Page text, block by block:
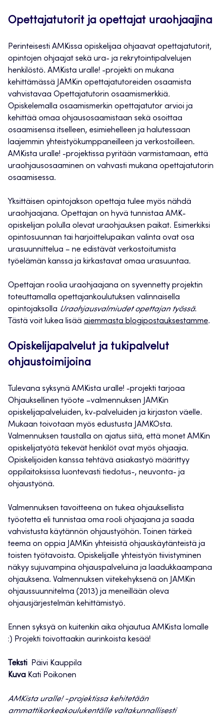
Opettajatutorit ja opettajat uraohjaajina
Perinteisesti AMKissa opiskelijaa ohjaavat opettajatutorit,
opintojen ohjaajat sekä ura- ja rekrytointipalvelujen
henkilöstö. AMKista uralle! -projekti on mukana
kehittämässä JAMKin opettajatutoreiden osaamista
vahvistavaa Opettajatutorin osaamismerkkiä.
Opiskelemalla osaamismerkin opettajatutor arvioi ja
kehittää omaa ohjausosaamistaan sekä osoittaa
osaamisensa itselleen, esimiehelleen ja halutessaan
laajemmin yhteistyökumppaneilleen ja verkostoilleen.
AMKista uralle! -projektissa pyritään varmistamaan, että
uraohjausosaaminen on vahvasti mukana opettajatutorin
osaamisessa.
Yksittäisen opintojakson opettaja tulee myös nähdä
uraohjaajana. Opettajan on hyvä tunnistaa AMK-
opiskelijan polulla olevat uraohjauksen paikat. Esimerkiksi
opintosuunnan tai harjoittelupaikan valinta ovat osa
urasuunnittelua – ne edistävät verkostoitumista
työelämän kanssa ja kirkastavat omaa urasuuntaa.
Opettajan roolia uraohjaajana on syvennetty projektin
toteuttamalla opettajankoulutuksen valinnaisella
opintojaksolla Uraohjausvalmiudet opettajan työssä.
Tästä voit lukea lisää aiemmasta blogipostauksestamme.
Opiskelijapalvelut ja tukipalvelut
ohjaustoimijoina
Tulevana syksynä AMKista uralle! -projekti tarjoaa
Ohjauksellinen työote –valmennuksen JAMKin
opiskelijapalveluiden, kv-palveluiden ja kirjaston väelle.
Mukaan toivotaan myös edustusta JAMKOsta.
Valmennuksen taustalla on ajatus siitä, että monet AMKin
opiskelijatyötä tekevät henkilöt ovat myös ohjaajia.
Opiskelijoiden kanssa tehtävä asiakastyö määrittyy
oppilaitoksissa luontevasti tiedotus-, neuvonta- ja
ohjaustyönä.
Valmennuksen tavoitteena on tukea ohjauksellista
työotetta eli tunnistaa oma rooli ohjaajana ja saada
vahvistusta käytännön ohjaustyöhön. Toinen tärkeä
teema on oppia JAMKin yhteisistä ohjauskäytänteistä ja
toisten työtavoista. Opiskelijalle yhteistyön tiivistyminen
näkyy sujuvampina ohjauspalveluina ja laadukkaampana
ohjauksena. Valmennuksen viitekehyksenä on JAMKin
ohjaussuunnitelma (2013) ja meneillään oleva
ohjausjärjestelmän kehittämistyö.
Ennen syksyä on kuitenkin aika ohjautua AMKista lomalle
:) Projekti toivottaakin aurinkoista kesää!
Teksti Päivi Kauppila
Kuva Kati Poikonen
AMKista uralle! -projektissa kehitetään
ammattikorkeakoulukentälle valtakunnallisesti